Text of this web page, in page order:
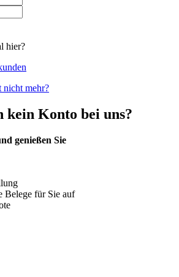
hier?
nicht mehr?
kein Konto bei uns?
genießen Sie
Belege für Sie auf